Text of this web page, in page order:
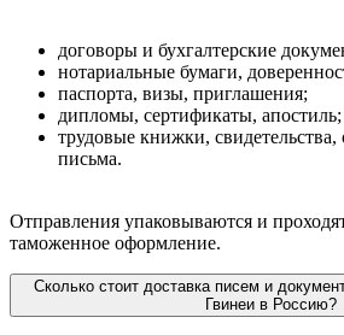
договоры и бухгалтерские
нотариальные бумаги,
паспорта, визы, приглашения;
дипломы, сертификаты, апостиль;
трудовые книжки,
письма.
Отправления упаковываются и
таможенное оформление.
Сколько стоит доставка писем и
Гвинеи в Россию?